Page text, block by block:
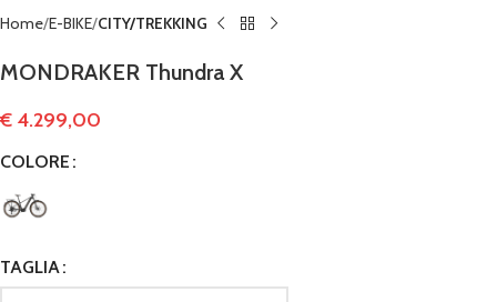
Home E-BIKE CITY/TREKKING
MONDRAKER Thundra X
€ 4.299,00
COLORE
TAGLIA